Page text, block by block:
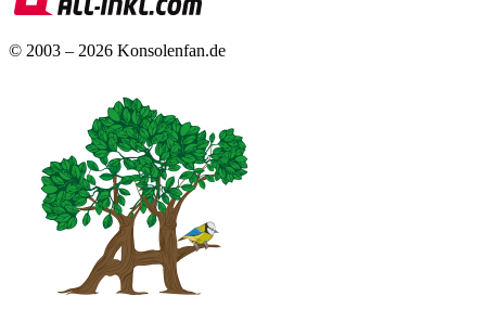
© 2003 – 2026 Konsolenfan.de